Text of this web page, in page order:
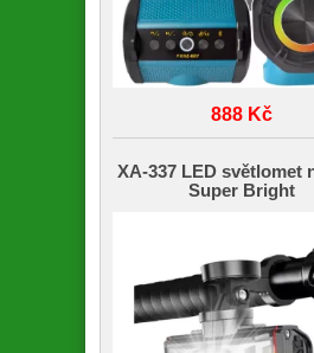
888 Kč
XA-337 LED světlomet
Super Bright